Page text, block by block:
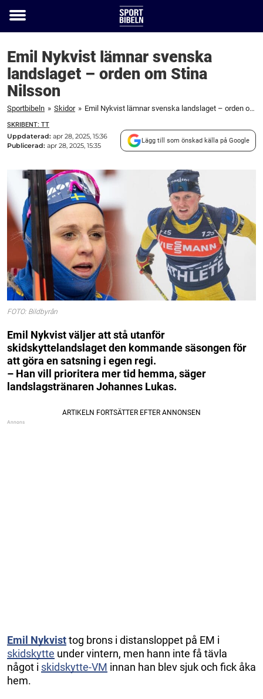
Toggle
Emil Nykvist lämnar svenska
landslaget – orden om Stina
Nilsson
Sportbibeln » Skidor » Emil Nykvist lämnar svenska landslaget – orden om Stina Nilsson
SKRIBENT: TT
Uppdaterad: apr 28, 2025, 15:36
Publicerad: apr 28, 2025, 15:35
Lägg till som önskad källa på Google
FOTO: Bildbyrån
Emil Nykvist väljer att stå utanför
skidskyttelandslaget den kommande säsongen för
att göra en satsning i egen regi.
– Han vill prioritera mer tid hemma, säger
landslagstränaren Johannes Lukas.
Emil Nykvisttog brons i distansloppet på EM i
skidskytte under vintern, men hann inte få tävla
något i skidskytte-VM innan han blev sjuk och fick åka
hem.